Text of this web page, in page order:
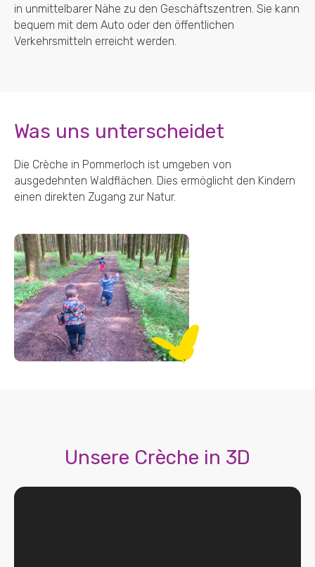
in unmittelbarer Nähe zu den Geschäftszentren. Sie kann
bequem mit dem Auto oder den öffentlichen
Verkehrsmitteln erreicht werden.
Was uns unterscheidet
Die Crèche in Pommerloch ist umgeben von
ausgedehnten Waldflächen. Dies ermöglicht den Kindern
einen direkten Zugang zur Natur.
Unsere Crèche in 3D